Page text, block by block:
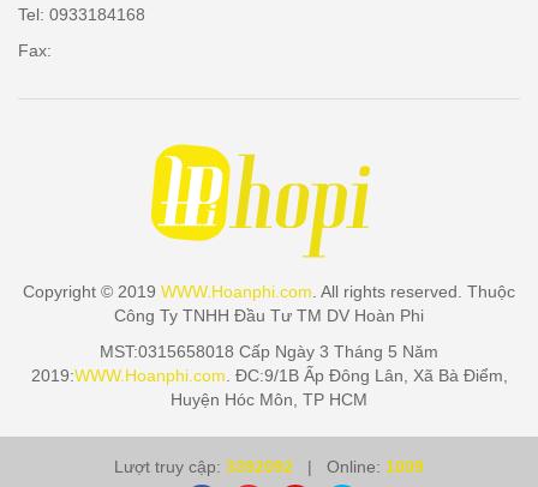
Tel: 0933184168
Fax:
Copyright © 2019 WWW.Hoanphi.com . All rights reserved. Thuộc
Công Ty TNHH Đầu Tư TM DV Hoàn Phi
MST:0315658018 Cấp Ngày 3 Tháng 5 Năm
2019:WWW.Hoanphi.com . ĐC:9/1B Ấp Đông Lân, Xã Bà Điểm,
Huyện Hóc Môn, TP HCM
Lượt truy cập: 3392092 | Online: 1009